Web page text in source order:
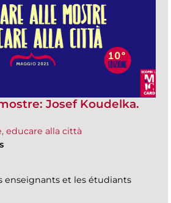
Josef Koudelka.
educare alla città
enseignants et les étudiants